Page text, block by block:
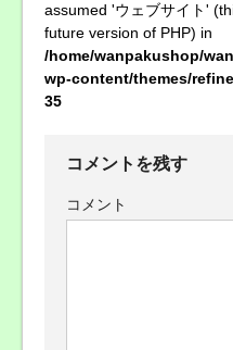
assumed 'ウェブサイト'
future version of PHP) in
/home/wanpakushop/
wp-content/themes/
35
コメントを残す
コメント